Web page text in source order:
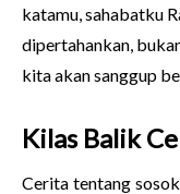
katamu, sahabatku
dipertahankan,
kita akan sanggup
Kilas Balik
Cerita tentang